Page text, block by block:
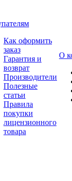
Как оформить
заказ
Гарантия и
возврат
Производители
Полезные
статьи
Правила
покупки
лицензионного
товара
О